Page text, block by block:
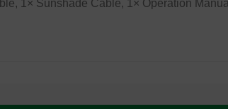
1× Sunshade Cable, 1× Operation